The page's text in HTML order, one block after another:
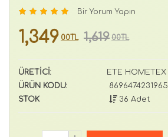
Bir Yorum Yapın
1,349 00TL 1,619 00TL
ÜRETİCİ:
ETE HOMETEX
ÜRÜN KODU:
8696474231965
STOK
36 Adet